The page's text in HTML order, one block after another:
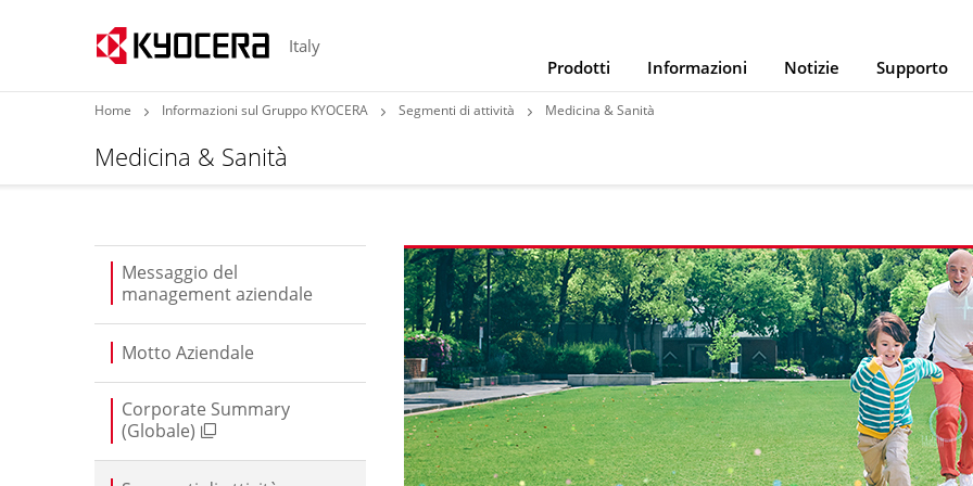
Italy
Prodotti
Informazioni Notizie Supporto
Home Informazioni sul Gruppo KYOCERA Segmenti di attività Medicina & Sanità
Medicina & Sanità
Messaggio del
management aziendale
Motto Aziendale
Corporate Summary
(Globale)